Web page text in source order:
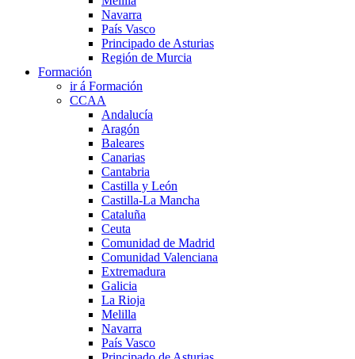
Navarra
País Vasco
Principado de Asturias
Región de Murcia
Formación
ir á Formación
CCAA
Andalucía
Aragón
Baleares
Canarias
Cantabria
Castilla y León
Castilla-La Mancha
Cataluña
Ceuta
Comunidad de Madrid
Comunidad Valenciana
Extremadura
Galicia
La Rioja
Melilla
Navarra
País Vasco